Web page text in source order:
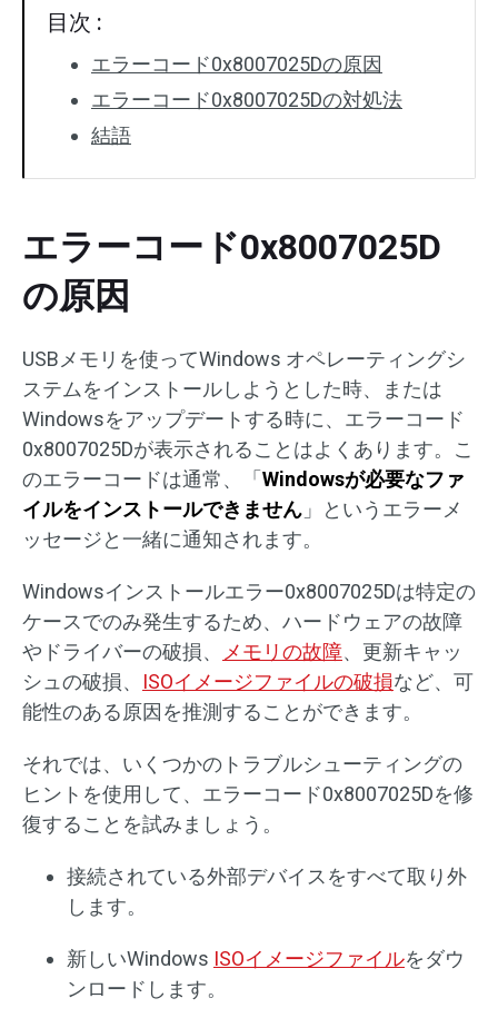
目次 :
エラーコード0x8007025Dの原因
エラーコード0x8007025Dの対処法
結語
エラーコード0x8007025D
の原因
USBメモリを使ってWindows オペレーティングシ
ステムをインストールしようとした時、または
Windowsをアップデートする時に、エラーコード
0x8007025Dが表示されることはよくあります。こ
のエラーコードは通常、「 Windowsが必要なファ
イルをインストールできません 」というエラーメ
ッセージと一緒に通知されます。
Windowsインストールエラー0x8007025Dは特定の
ケースでのみ発生するため、ハードウェアの故障
やドライバーの破損、
メモリの故障、更新キャッ
シュの破損、 ISOイメージファイルの破損など、可
能性のある原因を推測することができます。
それでは、いくつかのトラブルシューティングの
ヒントを使用して、エラーコード0x8007025Dを修
復することを試みましょう。
接続されている外部デバイスをすべて取り外
します。
新しいWindows ISOイメージファイルをダウ
ンロードします。